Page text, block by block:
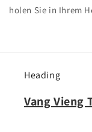
holen Sie in Ihrem
Heading
Vang Vieng